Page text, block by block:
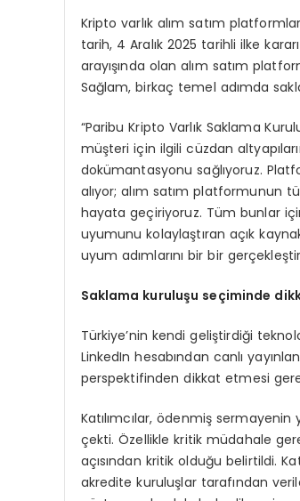
Kripto varlık alım satım
tarih, 4 Aralık 2025 tarihli ilke
arayışında olan alım satım
Sağlam, birkaç temel adımda
“Paribu Kripto Varlık Saklama
müşteri için ilgili cüzdan
dokümantasyonu sağlıyoruz.
alıyor; alım satım platformunun
hayata geçiriyoruz. Tüm bunlar
uyumunu kolaylaştıran açık
uyum adımlarını bir bir
Saklama kuruluşu seçiminde
Türkiye’nin kendi geliştirdiği
LinkedIn hesabından canlı
perspektifinden dikkat etmesi
Katılımcılar, ödenmiş sermayenin
çekti. Özellikle kritik müdahale
açısından kritik olduğu belirtildi.
akredite kuruluşlar tarafından